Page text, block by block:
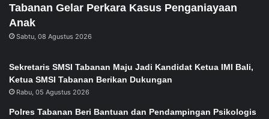
Tabanan Gelar Perkara Kasus Penganiayaan
Anak
Sabtu, 08 Agustus 2026
Sekretaris SMSI Tabanan Maju Jadi Kandidat Ketua IMI Bali,
Ketua SMSI Tabanan Berikan Dukungan
Rabu, 05 Agustus 2026
Polres Tabanan Beri Bantuan dan Pendampingan Psikologis